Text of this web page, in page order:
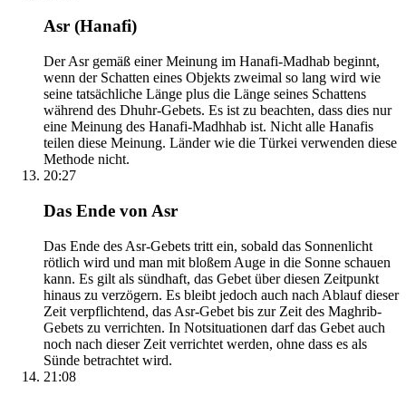
Asr (Hanafi)
Der Asr gemäß einer Meinung im Hanafi-Madhab beginnt,
wenn der Schatten eines Objekts zweimal so lang wird wie
seine tatsächliche Länge plus die Länge seines Schattens
während des Dhuhr-Gebets. Es ist zu beachten, dass dies nur
eine Meinung des Hanafi-Madhhab ist. Nicht alle Hanafis
teilen diese Meinung. Länder wie die Türkei verwenden diese
Methode nicht.
20:27
Das Ende von Asr
Das Ende des Asr-Gebets tritt ein, sobald das Sonnenlicht
rötlich wird und man mit bloßem Auge in die Sonne schauen
kann. Es gilt als sündhaft, das Gebet über diesen Zeitpunkt
hinaus zu verzögern. Es bleibt jedoch auch nach Ablauf dieser
Zeit verpflichtend, das Asr-Gebet bis zur Zeit des Maghrib-
Gebets zu verrichten. In Notsituationen darf das Gebet auch
noch nach dieser Zeit verrichtet werden, ohne dass es als
Sünde betrachtet wird.
21:08